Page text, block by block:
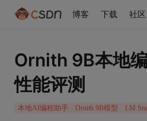
博客 下载 社区
Ornith 9B本地
性能评测
本地AI编程助手 Ornith 9B模型 LM